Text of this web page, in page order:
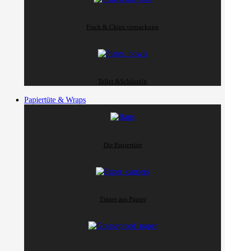
Fisch & Chips verpackung
Teller &Schüsseln
Papiertüte & Wraps
Die Papiertüte
Träger aus Papier